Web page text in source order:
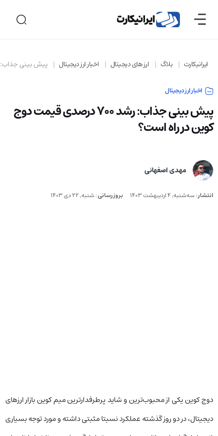
ایرانیکارت بلاگ ارز های دیجیتال اخبار ارز دیجیتال پیش بینی جذاب: رشد 700 درصدی قیمت دوج
اخبار ارز دیجیتال
پیش بینی جذاب: رشد 700 درصدی قیمت دوج
کوین در راه است؟
مهدی اصفهانی
انتشار:سه‌شنبه, 4 اردیبهشت 1403 بروزرسانی:شنبه, 22 دی 1403
دوج کوین یکی از محبوب‌ترین و شاید پرطرفدارترین میم کوین بازار ارزهای
دیجیتال، در دو روز گذشته عملکرد نسبتا مثبتی داشته و مورد توجه بسیاری